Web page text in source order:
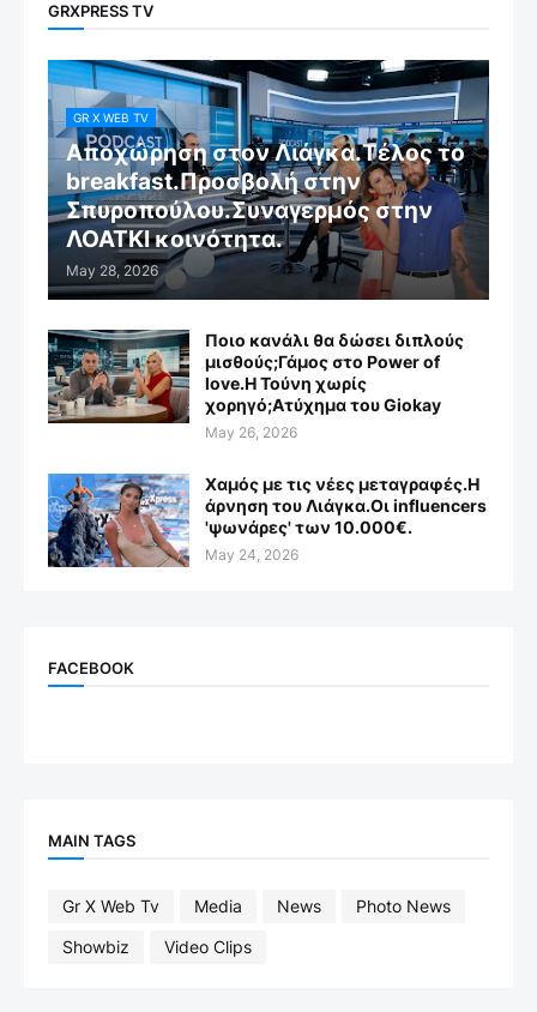
GRXPRESS TV
GR X WEB TV
Αποχώρηση στον Λιάγκα.Τέλος το
breakfast.Προσβολή στην
Σπυροπούλου.Συναγερμός στην
ΛΟΑΤΚΙ κοινότητα.
May 28, 2026
Ποιο κανάλι θα δώσει διπλούς
μισθούς;Γάμος στο Power of
love.Η Τούνη χωρίς
χορηγό;Aτύχημα του Giokay
May 26, 2026
Χαμός με τις νέες μεταγραφές.Η
άρνηση του Λιάγκα.Οι influencers
'ψωνάρες' των 10.000€.
May 24, 2026
FACEBOOK
MAIN TAGS
Gr X Web Tv Media News
Photo News
Showbiz
Video Clips